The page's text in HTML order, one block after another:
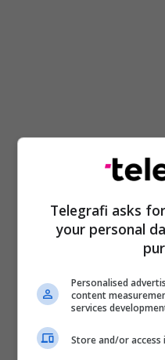
Telegrafi asks
your personal
Personalised
content
services
Store and/or